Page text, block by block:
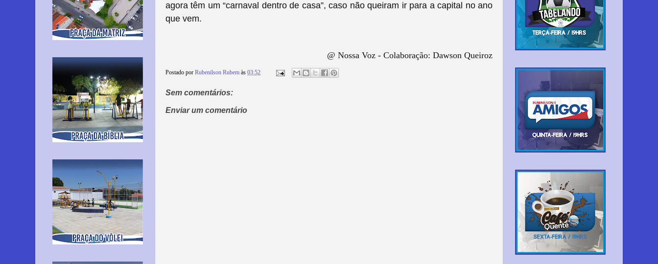
agora têm um “carnaval dentro de casa”, caso não queiram ir para a capital no ano
que vem.
@ Nossa Voz - Colaboração: Dawson Queiroz
Postado por Rubenilson Rubem às 03:52
Sem comentários:
Enviar um comentário